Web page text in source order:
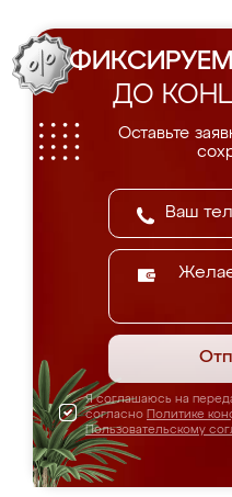
ДО
Оставьте
Я соглашаюсь на
согласно Политике
Пользовательскому